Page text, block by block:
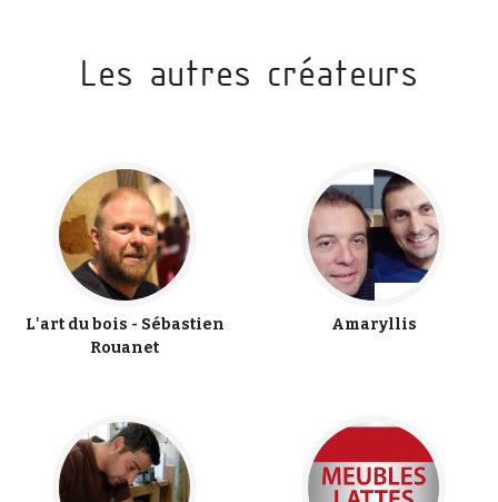
Les autres créateurs
L'art du bois - Sébastien
Rouanet
Amaryllis